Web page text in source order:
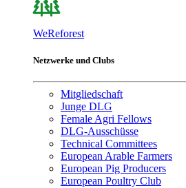
WeReforest
Netzwerke und Clubs
Mitgliedschaft
Junge DLG
Female Agri Fellows
DLG-Ausschüsse
Technical Committees
European Arable Farmers
European Pig Producers
European Poultry Club